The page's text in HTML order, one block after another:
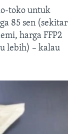
toko untuk
85 sen (sekitar
harga FFP2
lebih) – kalau